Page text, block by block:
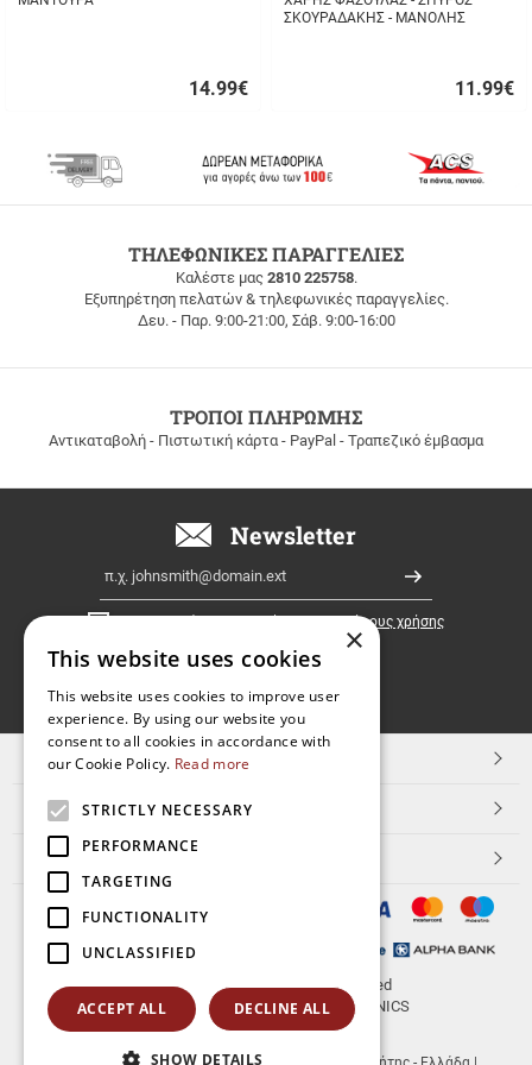
14.99€
ΣΚΟΥΡΑΔΑΚΗΣ - ΜΑΝΟΛΗΣ
11.99€
παραγγελίες
όλη
ΤΗΛΕΦΩΝΙΚΕΣ ΠΑΡΑΓΓΕΛΙΕΣ
Καλέστε μας 2810 225758.
Εξυπηρέτηση πελατών & τηλεφωνικές παραγγελίες.
Δευ. - Παρ. 9:00-21:00, Σάβ. 9:00-16:00
ΤΡΟΠΟΙ ΠΛΗΡΩΜΗΣ
Αντικαταβολή - Πιστωτική κάρτα - PayPal - Τραπεζικό έμβασμα
Newsletter
Εγγραφή
Έχω διαβάσει κι αποδέχομαι τουςόρους χρήσης
FOLLOW
US
TOP ΚΑΤΗΓΟΡΙΕΣ
ΕΞΥΠΗΡΕΤΗΣΗ ΠΕΛΑΤΩΝ
Aerakis.net
© 2026 aerakis.netAll rights reserved
Designed & developed byNETMECHANICS
×
This website uses cookies
This website uses cookies to improve user
experience. By using our website you
consent to all cookies in accordance with
our Cookie Policy. Read more
STRICTLY NECESSARY
PERFORMANCE
TARGETING
FUNCTIONALITY
UNCLASSIFIED
ACCEPT ALL DECLINE ALL
SHOW DETAILS